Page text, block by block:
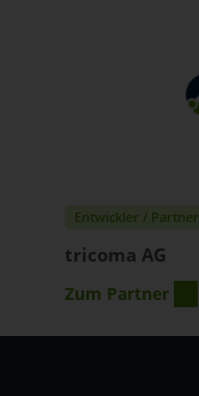
Entwickler / Partner
tricoma AG
Zum Partner